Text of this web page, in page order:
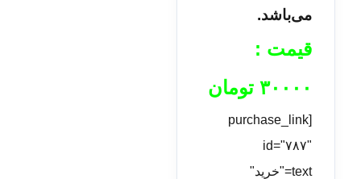
می‌باشد.
قیمت :
۳۰۰۰۰ تومان
[purchase_link
id="۷۸۷"
text="خرید"